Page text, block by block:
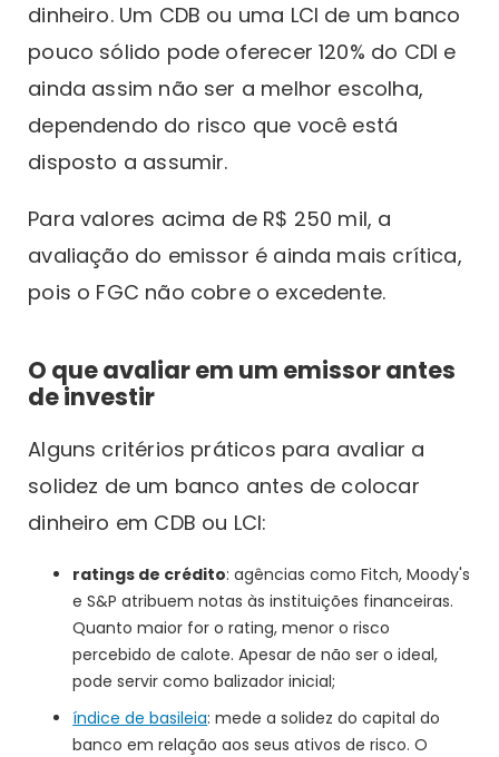
dinheiro. Um CDB ou uma LCI de um banco
pouco sólido pode oferecer 120% do CDI e
ainda assim não ser a melhor escolha,
dependendo do risco que você está
disposto a assumir.
Para valores acima de R$ 250 mil, a
avaliação do emissor é ainda mais crítica,
pois o FGC não cobre o excedente.
O que avaliar em um emissor antes
de investir
Alguns critérios práticos para avaliar a
solidez de um banco antes de colocar
dinheiro em CDB ou LCI:
ratings de crédito: agências como Fitch, Moody's
e S&P atribuem notas às instituições financeiras.
Quanto maior for o rating, menor o risco
percebido de calote. Apesar de não ser o ideal,
pode servir como balizador inicial;
índice de basileia: mede a solidez do capital do
banco em relação aos seus ativos de risco. O